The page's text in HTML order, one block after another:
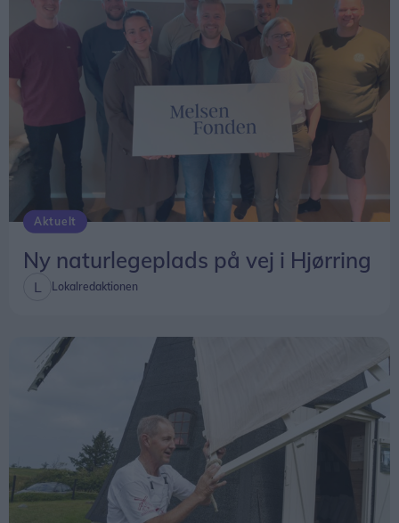
Aktuelt
Ny naturlegeplads på vej i Hjørring
Lokalredaktionen